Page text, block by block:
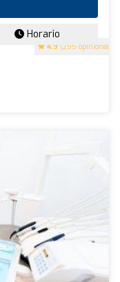
4.9 (295 opiniones)
Horario